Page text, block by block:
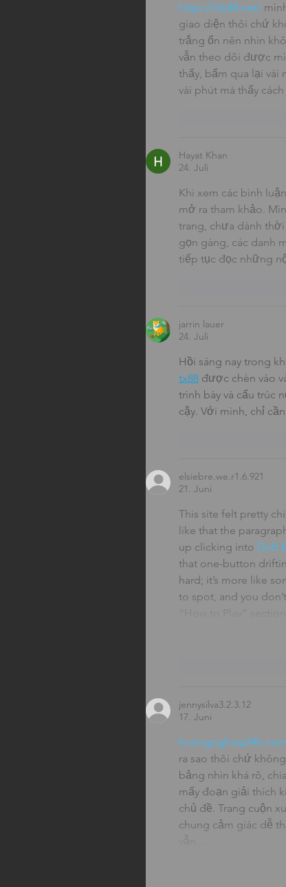
https://de88.net/
giao diện thôi chứ
trắng ổn nên nhìn
vẫn theo dõi được
thấy, bấm qua lại vài
vài phút mà thấy
Hayat Khan
24. Juli
Khi xem các bình
mở ra tham khảo.
trang, chưa dành
gọn gàng, các danh
tiếp tục đọc những
jarrin lauer
24. Juli
Hồi sáng nay trong
tx88 được chèn vào
trình bày và cấu trúc
cậy. Với mình, chỉ
elsiebre.we.r1.6.921
21. Juni
This site felt pretty
like that the
up clicking into Drift
that one-button
hard; it’s more like
to spot, and you
“How to Play”
jennysilva3.2.3.12
17. Juni
ra sao thôi chứ
bảng nhìn khá rõ,
mấy đoạn giải thích
chủ đề. Trang cuộn
chung cảm giác dễ
vẫn…